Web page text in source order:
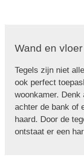
Wand en vloer
Tegels zijn niet
ook perfect
woonkamer.
achter de bank of
haard. Door de
ontstaat er een